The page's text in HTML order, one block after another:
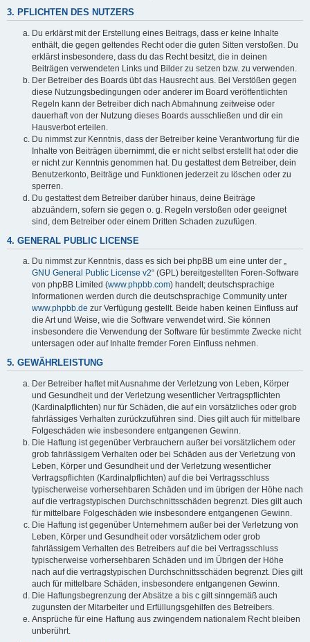
3. PFLICHTEN DES NUTZERS
Du erklärst mit der Erstellung eines Beitrags, dass er keine Inhalte
enthält, die gegen geltendes Recht oder die guten Sitten verstoßen. Du
erklärst insbesondere, dass du das Recht besitzt, die in deinen
Beiträgen verwendeten Links und Bilder zu setzen bzw. zu verwenden.
Der Betreiber des Boards übt das Hausrecht aus. Bei Verstößen gegen
diese Nutzungsbedingungen oder anderer im Board veröffentlichten
Regeln kann der Betreiber dich nach Abmahnung zeitweise oder
dauerhaft von der Nutzung dieses Boards ausschließen und dir ein
Hausverbot erteilen.
Du nimmst zur Kenntnis, dass der Betreiber keine Verantwortung für die
Inhalte von Beiträgen übernimmt, die er nicht selbst erstellt hat oder die
er nicht zur Kenntnis genommen hat. Du gestattest dem Betreiber, dein
Benutzerkonto, Beiträge und Funktionen jederzeit zu löschen oder zu
sperren.
Du gestattest dem Betreiber darüber hinaus, deine Beiträge
abzuändern, sofern sie gegen o. g. Regeln verstoßen oder geeignet
sind, dem Betreiber oder einem Dritten Schaden zuzufügen.
4. GENERAL PUBLIC LICENSE
Du nimmst zur Kenntnis, dass es sich bei phpBB um eine unter der „
GNU General Public License v2“ (GPL) bereitgestellten Foren-Software
von phpBB Limited (www.phpbb.com) handelt; deutschsprachige
Informationen werden durch die deutschsprachige Community unter
www.phpbb.de zur Verfügung gestellt. Beide haben keinen Einfluss auf
die Art und Weise, wie die Software verwendet wird. Sie können
insbesondere die Verwendung der Software für bestimmte Zwecke nicht
untersagen oder auf Inhalte fremder Foren Einfluss nehmen.
5. GEWÄHRLEISTUNG
Der Betreiber haftet mit Ausnahme der Verletzung von Leben, Körper
und Gesundheit und der Verletzung wesentlicher Vertragspflichten
(Kardinalpflichten) nur für Schäden, die auf ein vorsätzliches oder grob
fahrlässiges Verhalten zurückzuführen sind. Dies gilt auch für mittelbare
Folgeschäden wie insbesondere entgangenen Gewinn.
Die Haftung ist gegenüber Verbrauchern außer bei vorsätzlichem oder
grob fahrlässigem Verhalten oder bei Schäden aus der Verletzung von
Leben, Körper und Gesundheit und der Verletzung wesentlicher
Vertragspflichten (Kardinalpflichten) auf die bei Vertragsschluss
typischerweise vorhersehbaren Schäden und im übrigen der Höhe nach
auf die vertragstypischen Durchschnittsschäden begrenzt. Dies gilt auch
für mittelbare Folgeschäden wie insbesondere entgangenen Gewinn.
Die Haftung ist gegenüber Unternehmern außer bei der Verletzung von
Leben, Körper und Gesundheit oder vorsätzlichem oder grob
fahrlässigem Verhalten des Betreibers auf die bei Vertragsschluss
typischerweise vorhersehbaren Schäden und im Übrigen der Höhe
nach auf die vertragstypischen Durchschnittsschäden begrenzt. Dies gilt
auch für mittelbare Schäden, insbesondere entgangenen Gewinn.
Die Haftungsbegrenzung der Absätze a bis c gilt sinngemäß auch
zugunsten der Mitarbeiter und Erfüllungsgehilfen des Betreibers.
Ansprüche für eine Haftung aus zwingendem nationalem Recht bleiben
unberührt.